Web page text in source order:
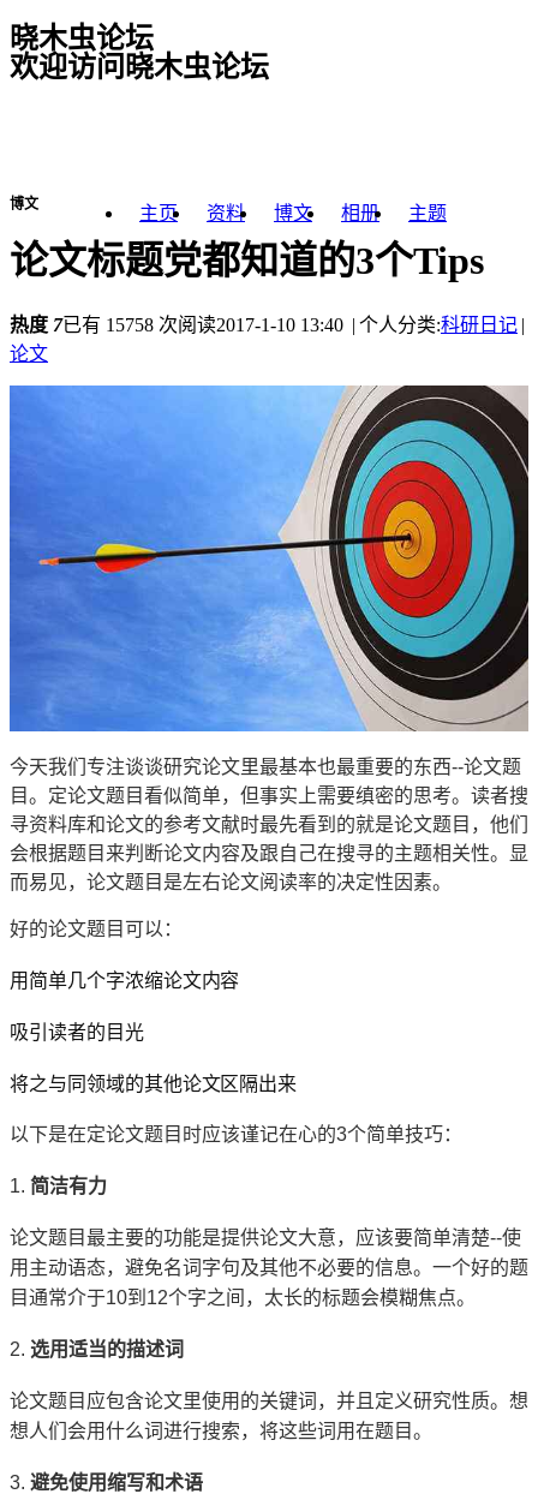
晓木虫论坛
欢迎访问晓木虫论坛
主页 资料 博文 相册 主题
博文
论文标题党都知道的3个Tips
热度 7已有 15758 次阅读2017-1-10 13:40 | 个人分类:科研日记 |
论文
今天我们专注谈谈研究论文里最基本也最重要的东西--论文题
目。定论文题目看似简单，但事实上需要缜密的思考。读者搜
寻资料库和论文的参考文献时最先看到的就是论文题目，他们
会根据题目来判断论文内容及跟自己在搜寻的主题相关性。显
而易见，论文题目是左右论文阅读率的决定性因素。
好的论文题目可以：
用简单几个字浓缩论文内容
吸引读者的目光
将之与同领域的其他论文区隔出来
以下是在定论文题目时应该谨记在心的3个简单技巧：
1. 简洁有力
论文题目最主要的功能是提供论文大意，应该要简单清楚--使
用主动语态，避免名词字句及其他不必要的信息。一个好的题
目通常介于10到12个字之间，太长的标题会模糊焦点。
2. 选用适当的描述词
论文题目应包含论文里使用的关键词，并且定义研究性质。想
想人们会用什么词进行搜索，将这些词用在题目。
3. 避免使用缩写和术语